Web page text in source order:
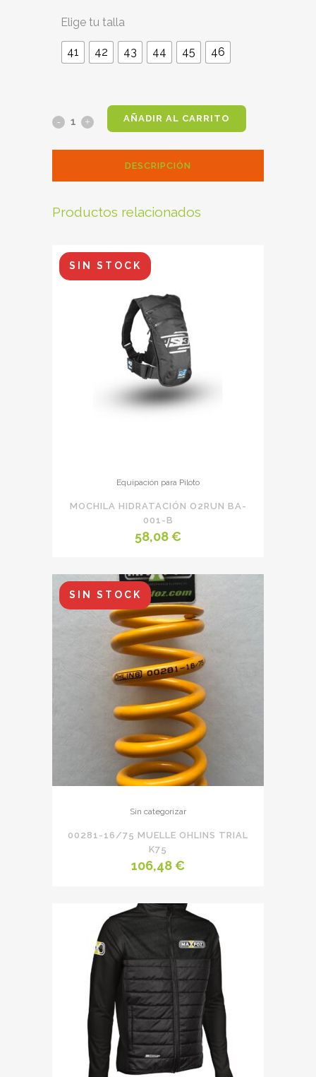
Elige tu talla
41 42 43 44 45 46
BOTAS
TRIAL
MARRON
quantity
AÑADIR AL CARRITO
DESCRIPCIÓN
Productos relacionados
SIN STOCK
Equipación para Piloto
MOCHILA HIDRATACIÓN O2RUN BA-
001-B
58,08€
SIN STOCK
Sin categorizar
00281-16/75 MUELLE OHLINS TRIAL
K75
106,48€